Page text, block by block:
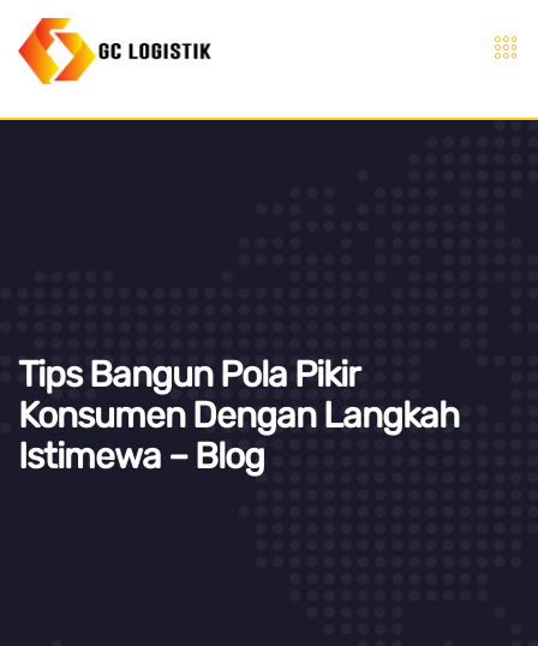
Tips Bangun Pola Pikir
Konsumen Dengan Langkah
Istimewa – Blog